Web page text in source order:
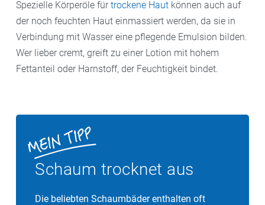
Spezielle Körperöle für trockene Haut können auch auf
der noch feuchten Haut einmassiert werden, da sie in
Verbindung mit Wasser eine pflegende Emulsion bilden.
Wer lieber cremt, greift zu einer Lotion mit hohem
Fettanteil oder Harnstoff, der Feuchtigkeit bindet.
Schaum trocknet aus
Die beliebten Schaumbäder enthalten oft